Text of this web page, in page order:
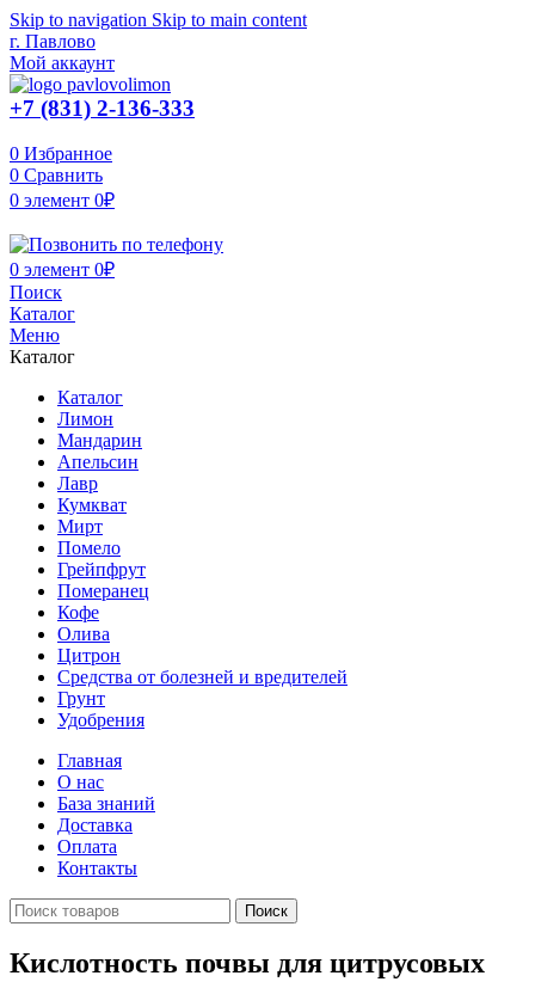
Skip to navigation Skip to main content
г. Павлово
Мой аккаунт
+7 (831) 2-136-333
0 Избранное
0 Сравнить
0 элемент 0₽
0 элемент 0₽
Поиск
Каталог
Меню
Каталог
Каталог
Лимон
Мандарин
Апельсин
Лавр
Кумкват
Мирт
Помело
Грейпфрут
Померанец
Кофе
Олива
Цитрон
Средства от болезней и вредителей
Грунт
Удобрения
Главная
О нас
База знаний
Доставка
Оплата
Контакты
Поиск
Кислотность почвы для цитрусовых